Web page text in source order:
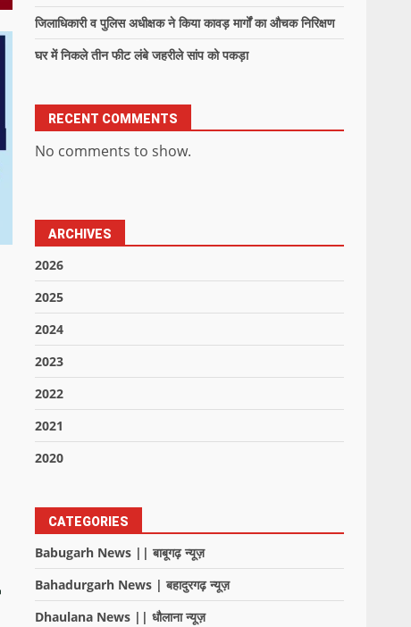
जिलाधिकारी व पुलिस अधीक्षक ने किया कावड़ मार्गों का औचक निरिक्षण
घर में निकले तीन फीट लंबे जहरीले सांप को पकड़ा
RECENT COMMENTS
No comments to show.
ARCHIVES
2026
2025
2024
2023
2022
2021
2020
CATEGORIES
Babugarh News || बाबूगढ़ न्यूज़
Bahadurgarh News | बहादुरगढ़ न्यूज़
Dhaulana News || धौलाना न्यूज़